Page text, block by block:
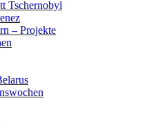
Tschernobyl
– Projekte